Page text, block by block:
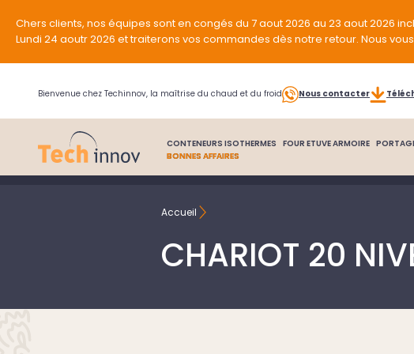
Chers clients, nos équipes sont en congés du 7 aout 2026 au 23 aout 2026
Lundi 24 aoutr 2026 et traiterons vos commandes dès notre retour. Nous
Bienvenue chez Techinnov, la maîtrise du chaud et du froid Nous contacter
CONTENEURS ISOTHERMES FOUR ETUVE ARMOIRE
BONNES AFFAIRES
Accueil
CHARIOT 20